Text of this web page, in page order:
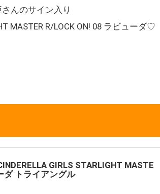
んのサイン入り
MASTER R/LOCK ON! 08 ラビューダ♡
GIRLS STARLIGHT MASTE
ダ トライアングル